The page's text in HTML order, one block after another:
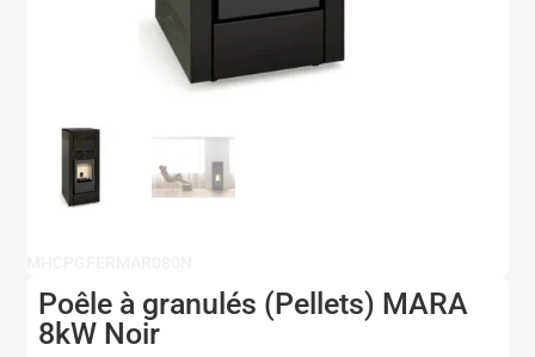
Poêle à granulés (Pellets) MARA
8kW Noir